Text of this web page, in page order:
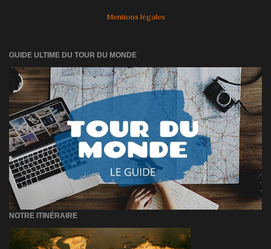
Mentions légales
GUIDE ULTIME DU TOUR DU MONDE
NOTRE ITINÉRAIRE